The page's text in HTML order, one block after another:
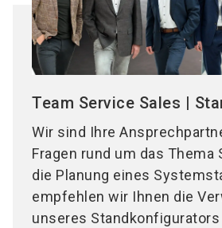
Team Service Sales |
Wir sind Ihre
Fragen rund um das Thema
die Planung eines
empfehlen wir Ihnen die
unseres Standkonfigurators